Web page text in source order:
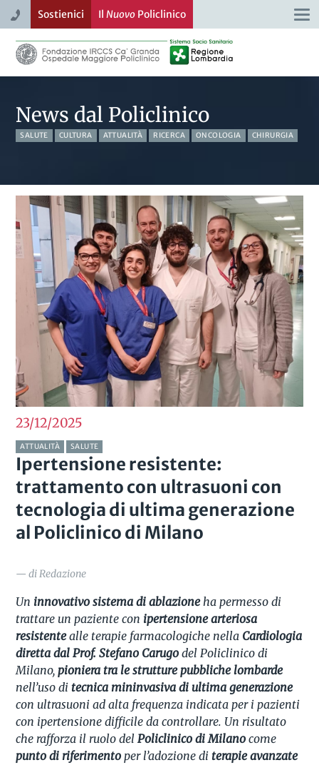
Sostienici Il NuovoPoliclinico
News dal Policlinico
SALUTE CULTURA ATTUALITÀ RICERCA ONCOLOGIA CHIRURGIA
23/122025
ATTUALITÀ SALUTE
Ipertensione resistente:
trattamento con ultrasuoni con
tecnologia di ultima generazione
al Policlinico di Milano
— di Redazione
Un innovativo sistema di ablazioneha permesso di
trattare un paziente con ipertensione arteriosa
resistentealle terapie farmacologiche nella Cardiologia
diretta dal Prof. Stefano Carugodel Policlinico di
Milano, pioniera tra le strutture pubbliche lombarde
nell’uso ditecnica mininvasiva di ultima generazione
con ultrasuoni ad alta frequenza indicata per i pazienti
con ipertensione difficile da controllare. Un risultato
che rafforza il ruolo delPoliclinico di Milanocome
punto di riferimentoper l’adozione di terapie avanzate